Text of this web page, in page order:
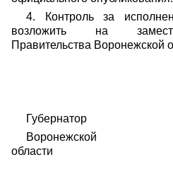
4. Контроль за
возложить на
Правительства Воронежской
Губернатор
Воронежской
области